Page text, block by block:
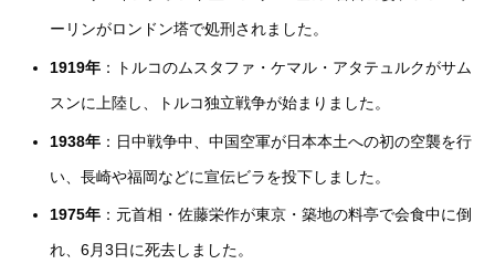
ーリンがロンドン塔で処刑されました。
1919年：トルコのムスタファ・ケマル・アタテュルクがサム
スンに上陸し、トルコ独立戦争が始まりました。
1938年：日中戦争中、中国空軍が日本本土への初の空襲を行
い、長崎や福岡などに宣伝ビラを投下しました。
1975年：元首相・佐藤栄作が東京・築地の料亭で会食中に倒
れ、6月3日に死去しました。